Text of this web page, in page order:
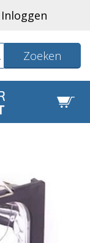
Inloggen
Zoeken